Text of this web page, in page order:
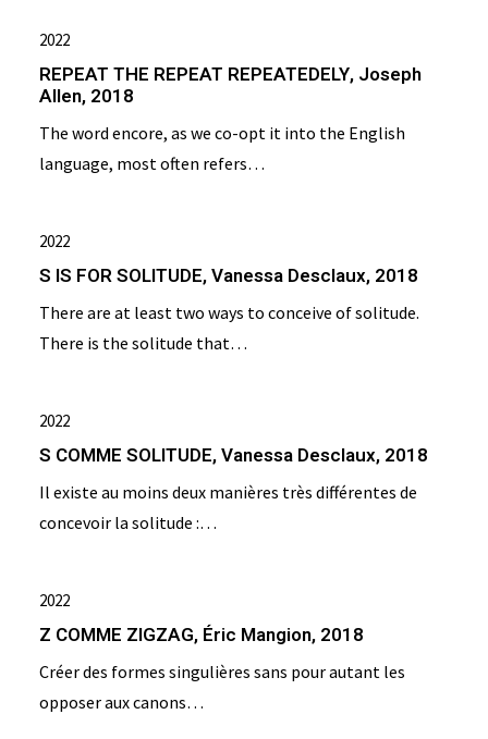
2022
REPEAT THE REPEAT REPEATEDELY, Joseph
Allen, 2018
The word encore, as we co-opt it into the English
language, most often refers…
2022
S IS FOR SOLITUDE, Vanessa Desclaux, 2018
There are at least two ways to conceive of solitude.
There is the solitude that…
2022
S COMME SOLITUDE, Vanessa Desclaux, 2018
Il existe au moins deux manières très différentes de
concevoir la solitude :…
2022
Z COMME ZIGZAG, Éric Mangion, 2018
Créer des formes singulières sans pour autant les
opposer aux canons…